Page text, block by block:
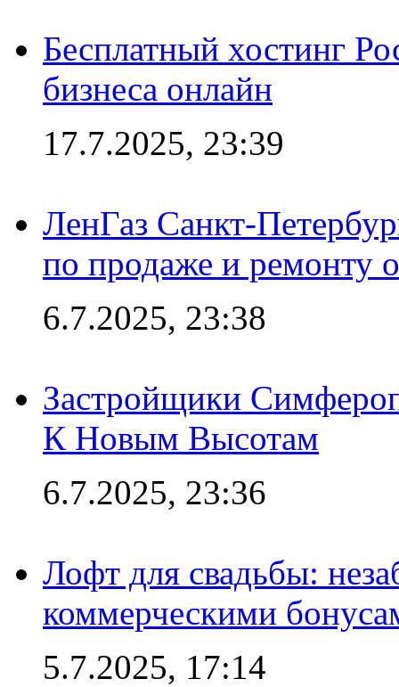
Бесплатный хостинг
бизнеса онлайн
17.7.2025, 23:39
ЛенГаз Санкт-
по продаже и ремонту
6.7.2025, 23:38
Застройщики
К Новым Высотам
6.7.2025, 23:36
Лофт для свадьбы:
коммерческими
5.7.2025, 17:14